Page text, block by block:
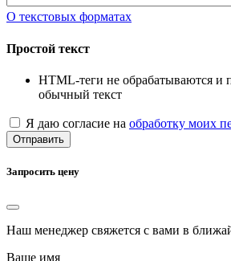
О текстовых форматах
Простой текст
HTML-теги не обрабатываются и
обычный текст
Я даю согласие на обработку моих
Отправить
Запросить цену
Наш менеджер свяжется с вами в
Ваше имя